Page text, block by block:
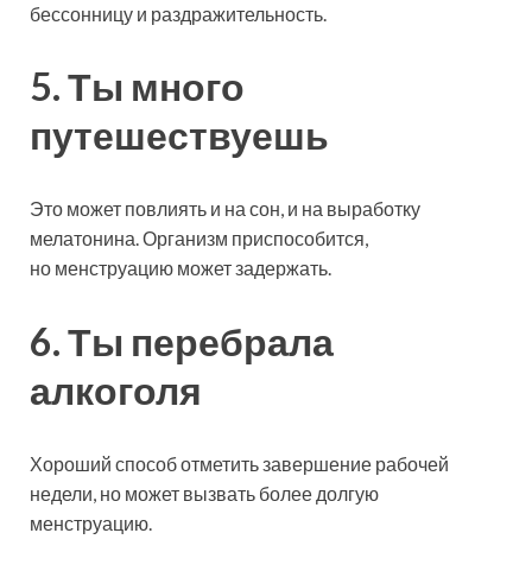
бессонницу и раздражительность.
5. Ты много
путешествуешь
Это может повлиять и на сон, и на выработку
мелатонина. Организм приспособится,
но менструацию может задержать.
6. Ты перебрала
алкоголя
Хороший способ отметить завершение рабочей
недели, но может вызвать более долгую
менструацию.